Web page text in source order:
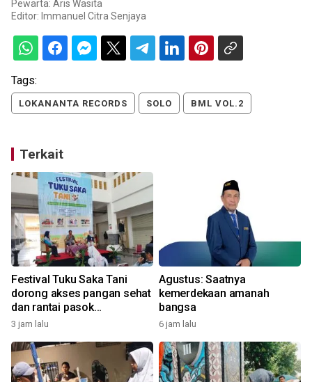
Pewarta: Aris Wasita
Editor: Immanuel Citra Senjaya
Tags:
LOKANANTA RECORDS SOLO BML VOL.2
Terkait
Festival Tuku Saka Tani
dorong akses pangan sehat
dan rantai pasok
berkelanjutan di Solo Raya
3 jam lalu
Agustus: Saatnya
kemerdekaan amanah
bangsa
6 jam lalu